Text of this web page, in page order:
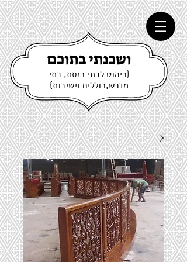
ושכנתי בתוכם
{ריהוט לבתי כנסת, בתי
מדרש,כוללים וישיבות}